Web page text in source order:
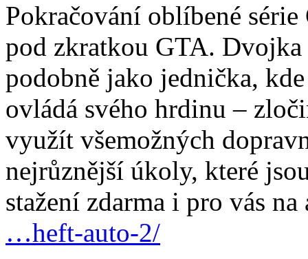
Pokračování oblíbené
pod zkratkou GTA.
podobně jako jednička,
ovládá svého hrdinu –
využít všemožných
nejrůznější úkoly, které
stažení zdarma i pro vás na
…heft-auto-2/